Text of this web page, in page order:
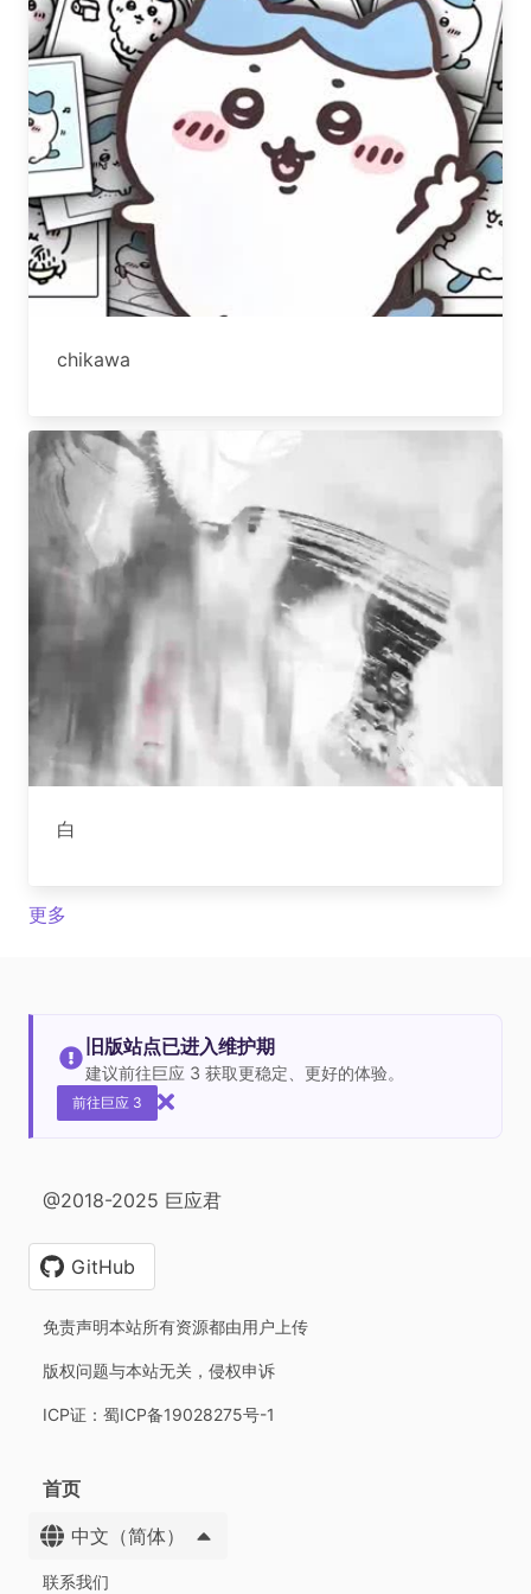
chikawa
白
更多
旧版站点已进入维护期
建议前往巨应 3 获取更稳定、更好的体验。
前往巨应 3
@2018-2025 巨应君
GitHub
免责声明本站所有资源都由用户上传
版权问题与本站无关，侵权申诉
ICP证：蜀ICP备19028275号-1
首页
中文（简体）
联系我们